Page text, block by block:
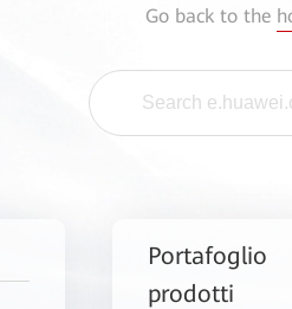
Go back to the
Portafoglio
prodotti